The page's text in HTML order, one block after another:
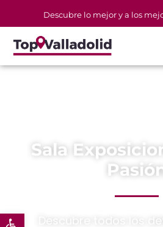
Abrir barra de
Descubre lo mejor y a los
Sala
Pasión